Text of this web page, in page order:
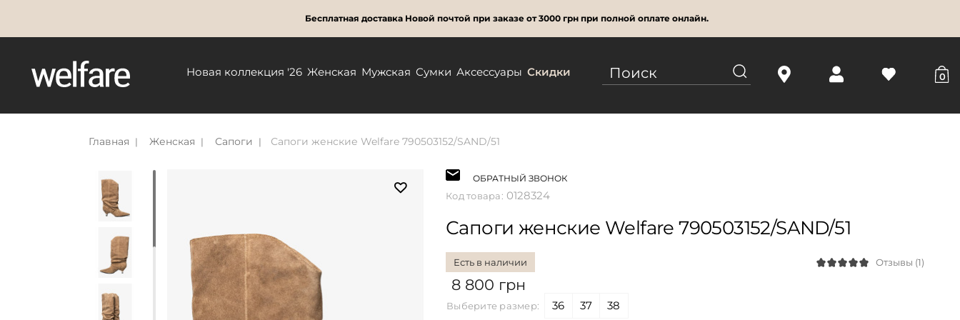
Бесплатная доставка Новой почтой при заказе от 3000 грн при полной оплате онлайн.
Новая коллекция '26 Женская Мужская Сумки Аксессуары Скидки 0
Главная Женская Сапоги Сапоги женские Welfare 790503152/SAND/51
ОБРАТНЫЙ ЗВОНОК
Код товара: 0128324
Сапоги женские Welfare 790503152/SAND/51
Есть в наличии Отзывы (1)
Выберите размер: 36 37 38
8 800 грн